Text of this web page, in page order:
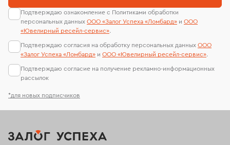
*для новых подписчиков
Подтверждаю ознакомление с Политиками обработки
персональных данных ООО «Залог Успеха «Ломбард» и ООО
«Ювелирный ресейл-сервиc».
Подтверждаю согласия на обработку персональных данных ООО
«Залог Успеха «Ломбард» и ООО «Ювелирный ресейл-сервиc».
Подтверждаю согласие на получение рекламно-информационных
рассылок